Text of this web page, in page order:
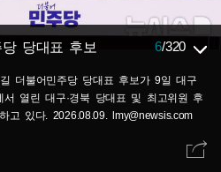
당대표 후보 6/320
더불어민주당 당대표 후보가 9일 대구
서 열린 대구·경북 당대표 및 최고위원 후
고 있다. 2026.08.09. lmy@newsis.com